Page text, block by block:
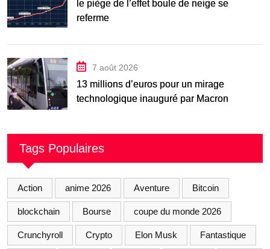
le piège de l’effet boule de neige se
referme
7 août 2026
13 millions d’euros pour un mirage
technologique inauguré par Macron
Tags Populaires
Action anime 2026 Aventure Bitcoin
blockchain Bourse coupe du monde 2026
Crunchyroll Crypto Elon Musk Fantastique